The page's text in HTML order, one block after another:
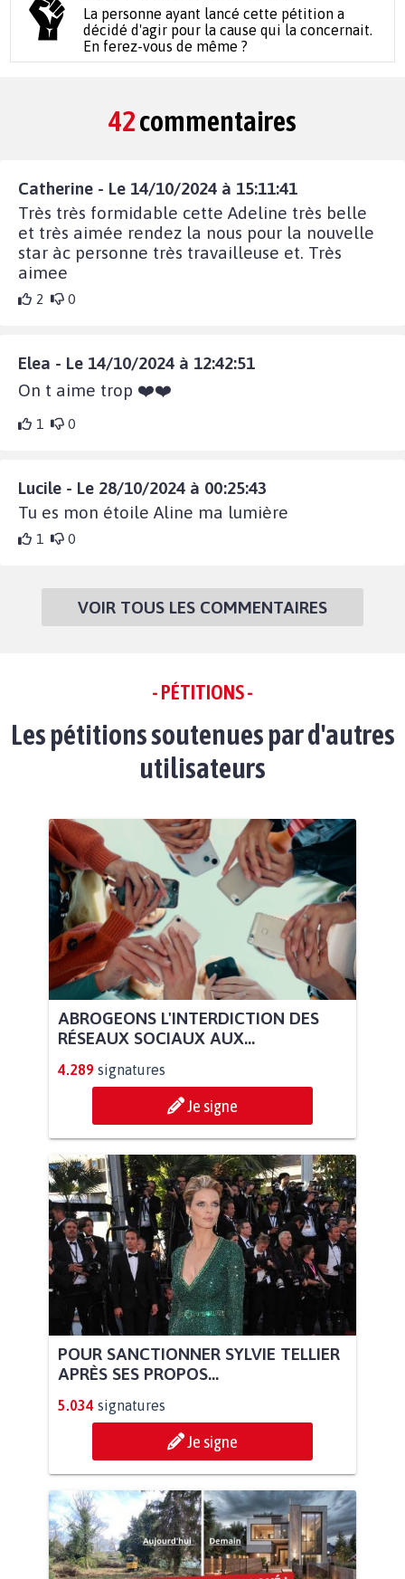
La personne ayant lancé cette pétition a
décidé d'agir pour la cause qui la concernait.
En ferez-vous de même ?
42commentaires
Catherine - Le 14/10/2024 à 15:11:41
Très très formidable cette Adeline très belle
et très aimée rendez la nous pour la nouvelle
star àc personne très travailleuse et. Très
aimee
2 0
Elea - Le 14/10/2024 à 12:42:51
On t aime trop ❤️❤️
1 0
Lucile - Le 28/10/2024 à 00:25:43
Tu es mon étoile Aline ma lumière
1 0
VOIR TOUS LES COMMENTAIRES
- PÉTITIONS -
Les pétitions soutenues par d'autres
utilisateurs
ABROGEONS L'INTERDICTION DES
RÉSEAUX SOCIAUX AUX...
4.289 signatures
Je signe
POUR SANCTIONNER SYLVIE TELLIER
APRÈS SES PROPOS...
5.034 signatures
Je signe